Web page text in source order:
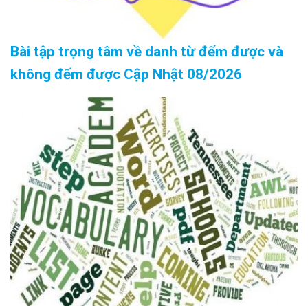
Bài tập trọng tâm về danh từ đếm được và
không đếm được Cập Nhật 08/2026